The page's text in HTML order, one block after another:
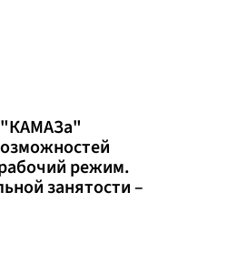
"КАМАЗа"
режим.
занятости –